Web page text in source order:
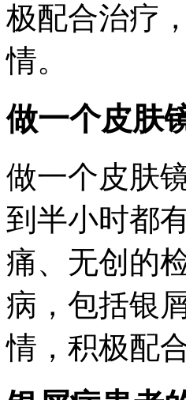
极配合治疗
情。
做一个皮肤
做一个皮肤
到半小时都
痛、无创的
病，包括银
情，积极配